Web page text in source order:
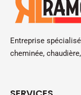
Entreprise
cheminée,